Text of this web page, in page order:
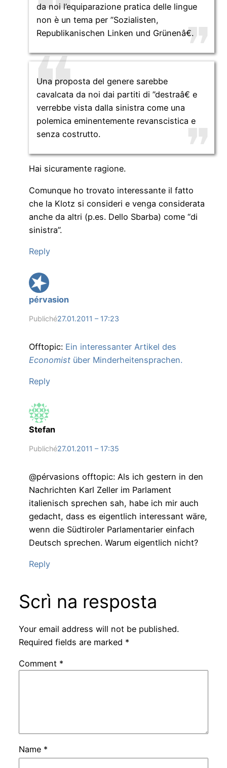
da noi l’equiparazione pratica delle lingue
non è un tema per ”Sozialisten,
Republikanischen Linken und Grünenâ€.
Una proposta del genere sarebbe
cavalcata da noi dai partiti di ”destraâ€ e
verrebbe vista dalla sinistra come una
polemica eminentemente revanscistica e
senza costrutto.
Hai sicuramente ragione.
Comunque ho trovato interessante il fatto
che la Klotz si consideri e venga considerata
anche da altri (p.es. Dello Sbarba) come “di
sinistra”.
Reply
pérvasion
Publiché27.01.2011 – 17:23
Offtopic: Ein interessanter Artikel des
Economistüber Minderheitensprachen.
Reply
Stefan
Publiché27.01.2011 – 17:35
@pérvasions offtopic: Als ich gestern in den
Nachrichten Karl Zeller im Parlament
italienisch sprechen sah, habe ich mir auch
gedacht, dass es eigentlich interessant wäre,
wenn die Südtiroler Parlamentarier einfach
Deutsch sprechen. Warum eigentlich nicht?
Reply
Scrì na resposta
Your email address will not be published.
Required fields are marked *
Comment *
Name *